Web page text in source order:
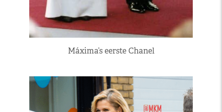
Máxima’s eerste Chanel